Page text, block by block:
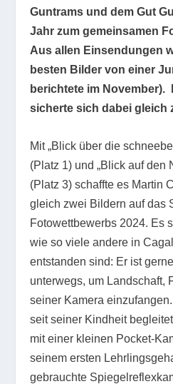
Guntrams und dem Gut
Jahr zum gemeinsamen
Aus allen Einsendungen
besten Bilder von einer
berichtete im November).
sicherte sich dabei gleich
Mit „Blick über die
(Platz 1) und „Blick auf den
(Platz 3) schaffte es Martin
gleich zwei Bildern auf das
Fotowettbewerbs 2024. Es
wie so viele andere in
entstanden sind: Er ist
unterwegs, um Landschaft,
seiner Kamera
seit seiner Kindheit
mit einer kleinen Pocket-
seinem ersten
gebrauchte